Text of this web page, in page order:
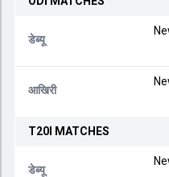
डेब्यू
आखिरी
T20I MATCHES
डेब्यू